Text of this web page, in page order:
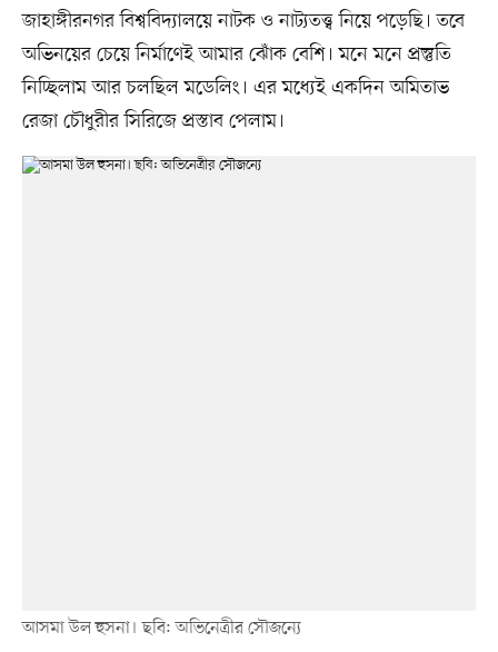
জাহাঙ্গীরনগর বিশ্ববিদ্যালয়ে নাটক ও নাট্যতত্ত্ব নিয়ে পড়েছি। তবে
অভিনয়ের চেয়ে নির্মাণেই আমার ঝোঁক বেশি। মনে মনে প্রস্তুতি
নিচ্ছিলাম আর চলছিল মডেলিং। এর মধ্যেই একদিন অমিতাভ
রেজা চৌধুরীর সিরিজে প্রস্তাব পেলাম।
আসমা উল হুসনা। ছবি: অভিনেত্রীর সৌজন্যে